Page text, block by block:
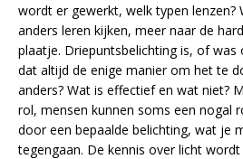
wordt er gewerkt, welk typen lenzen?
anders leren kijken, meer naar de
plaatje. Driepuntsbelichting is, of was
dat altijd de enige manier om het te
anders? Wat is effectief en wat niet?
rol, mensen kunnen soms een nogal
door een bepaalde belichting, wat je
tegengaan. De kennis over licht